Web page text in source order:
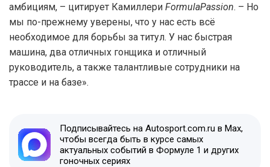
амбициям, – цитирует Камиллери FormulaPassion. – Но
мы по-прежнему уверены, что у нас есть всё
необходимое для борьбы за титул. У нас быстрая
машина, два отличных гонщика и отличный
руководитель, а также талантливые сотрудники на
трассе и на базе».
Подписывайтесь на Autosport.com.ru в Max,
чтобы всегда быть в курсе самых
актуальных событий в Формуле 1 и других
гоночных сериях